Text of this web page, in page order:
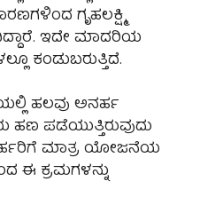
ಗೃಹಲಕ್ಷ್ಮಿ
ಇದೇ ಮಾದರಿಯ
ಕಂಡುಬರುತ್ತಿದೆ.
ಹಲವು ಅನರ್ಹ
ಪಡೆಯುತ್ತಿರುವುದು
ಮಾತ್ರ ಯೋಜನೆಯ
ಈ ಕ್ರಮಗಳನ್ನು